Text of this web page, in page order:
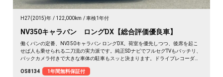
H27(2015)年 122,000km 車検1年付
NV350キャラバン ロングDX【総合評価優良車】
働くバンの定番、NV350キャラバン ロングDX。荷室を優先しつつ、後席を起こ
せば人も乗せられる二刀流の実力派です。純正SDナビでフルセグTVもバッチリ、
バックカメラ付きで大きな車体の駐車もスッと決まります。ドライブレコーダー
楽々。仕事道具を満載して現場へ、休日は趣味の遠出へ。使い方は自由自在。ま
OS8134 1年間無料保証付